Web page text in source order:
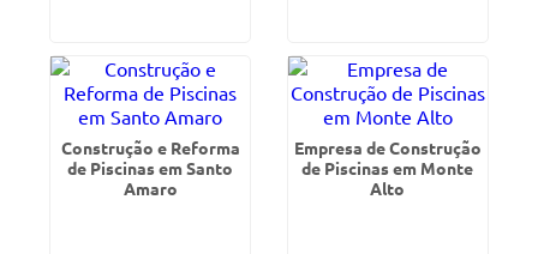
Construção e Reforma
de Piscinas em Santo
Amaro
Empresa de Construção
de Piscinas em Monte
Alto